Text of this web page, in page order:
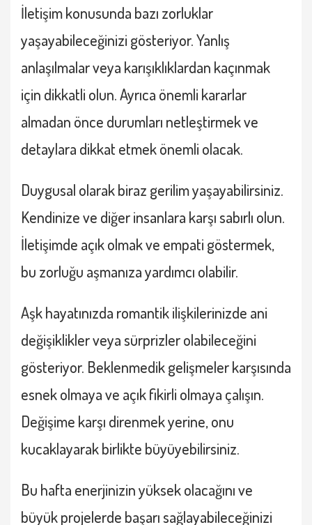
İletişim konusunda bazı zorluklar
yaşayabileceğinizi gösteriyor. Yanlış
anlaşılmalar veya karışıklıklardan kaçınmak
için dikkatli olun. Ayrıca önemli kararlar
almadan önce durumları netleştirmek ve
detaylara dikkat etmek önemli olacak.
Duygusal olarak biraz gerilim yaşayabilirsiniz.
Kendinize ve diğer insanlara karşı sabırlı olun.
İletişimde açık olmak ve empati göstermek,
bu zorluğu aşmanıza yardımcı olabilir.
Aşk hayatınızda romantik ilişkilerinizde ani
değişiklikler veya sürprizler olabileceğini
gösteriyor. Beklenmedik gelişmeler karşısında
esnek olmaya ve açık fikirli olmaya çalışın.
Değişime karşı direnmek yerine, onu
kucaklayarak birlikte büyüyebilirsiniz.
Bu hafta enerjinizin yüksek olacağını ve
büyük projelerde başarı sağlayabileceğinizi